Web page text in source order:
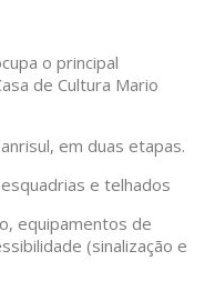
o principal
de Cultura Mario
em duas etapas.
e telhados
equipamentos de
(sinalização e